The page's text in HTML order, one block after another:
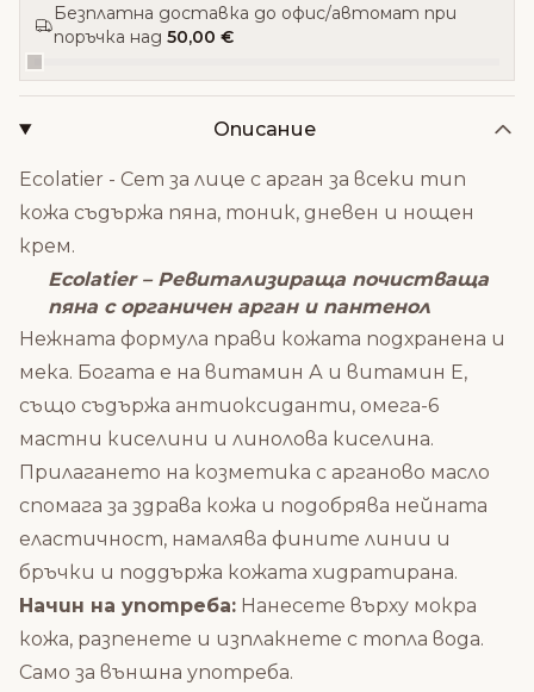
Безплатна доставка до офис/автомат при
поръчка над 50,00 €
Описание
Ecolatier - Сет за лице с арган за всеки тип
кожа съдържа пяна, тоник, дневен и нощен
крем.
Ecolatier – Ревитализираща почистваща
пяна с органичен арган и пантенол
Нежната формула прави кожата подхранена и
мека. Богатa е на витамин А и витамин Е,
също съдържа антиоксиданти, омега-6
мастни киселини и линолова киселина.
Прилагането на козметика с арганово масло
спомага за здрава кожа и подобрява нейната
еластичност, намалява фините линии и
бръчки и поддържа кожата хидратирана.
Начин на употреба: Нанесете върху мокра
кожа, разпенете и изплакнете с топла вода.
Само за външна употреба.